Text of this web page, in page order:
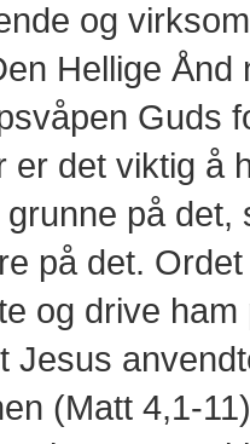
og
Hellige
Guds
er det viktig å
på
på det.
og drive
Jesus
(Matt 4,1-